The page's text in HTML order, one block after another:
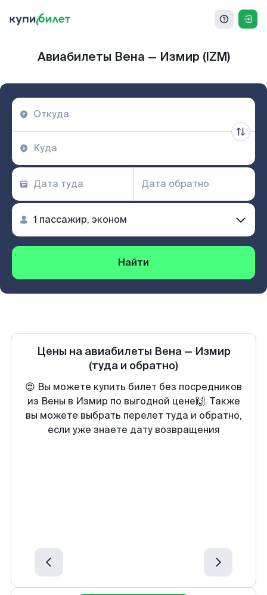
Авиабилеты Вена — Измир (IZM)
Найти
Цены на авиабилеты Вена— Измир
(туда и обратно)
😍 Вы можете купить билет без посредников
из Вены в Измир по выгодной цене🙌. Также
вы можете выбрать перелет туда и обратно,
если уже знаете дату возвращения